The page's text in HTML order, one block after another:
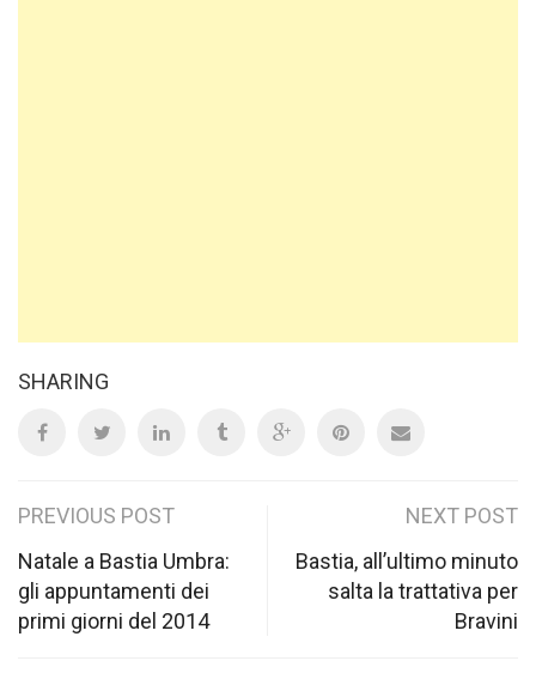
SHARING
Post
navigation
PREVIOUS POST
Natale a Bastia Umbra:
gli appuntamenti dei
primi giorni del 2014
NEXT POST
Bastia, all’ultimo minuto
salta la trattativa per
Bravini